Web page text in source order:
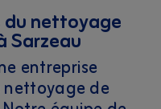
du nettoyage
Sarzeau
entreprise
de